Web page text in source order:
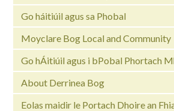
Go háitiúil agus sa Phobal
Moyclare Bog Local and Community
Go hÁitiúil agus i bPobal Phortach
About Derrinea Bog
Eolas maidir le Portach Dhoire an